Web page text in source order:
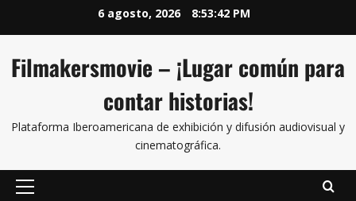
6 agosto, 2026 8:53:43 PM
Filmakersmovie – ¡Lugar común para
contar historias!
Plataforma Iberoamericana de exhibición y difusión audiovisual y
cinematográfica.